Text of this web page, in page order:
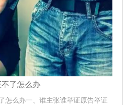
了怎么办
怎么办一、谁主张谁举证原告举证